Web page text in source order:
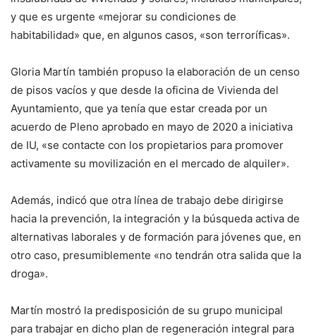
y que es urgente «mejorar su condiciones de
habitabilidad» que, en algunos casos, «son terroríficas».
Gloria Martín también propuso la elaboración de un censo
de pisos vacíos y que desde la oficina de Vivienda del
Ayuntamiento, que ya tenía que estar creada por un
acuerdo de Pleno aprobado en mayo de 2020 a iniciativa
de IU, «se contacte con los propietarios para promover
activamente su movilización en el mercado de alquiler».
Además, indicó que otra línea de trabajo debe dirigirse
hacia la prevención, la integración y la búsqueda activa de
alternativas laborales y de formación para jóvenes que, en
otro caso, presumiblemente «no tendrán otra salida que la
droga».
Martín mostró la predisposición de su grupo municipal
para trabajar en dicho plan de regeneración integral para